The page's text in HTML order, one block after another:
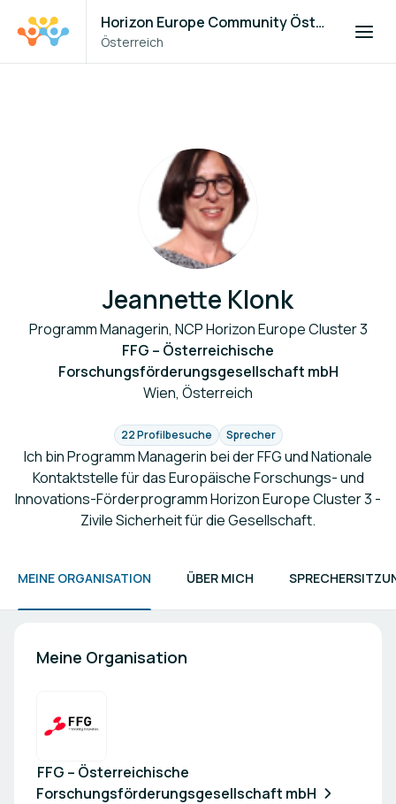
Horizon Europe Community Österreich
Österreich
Jeannette Klonk
Programm Managerin, NCP Horizon Europe Cluster 3
FFG – Österreichische
Forschungsförderungsgesellschaft mbH
Wien, Österreich
22 Profilbesuche Sprecher
Ich bin Programm Managerin bei der FFG und Nationale
Kontaktstelle für das Europäische Forschungs- und
Innovations-Förderprogramm Horizon Europe Cluster 3 -
Zivile Sicherheit für die Gesellschaft.
MEINE ORGANISATION ÜBER MICH
Meine Organisation
FFG – Österreichische
Forschungsförderungsgesellschaft mbH